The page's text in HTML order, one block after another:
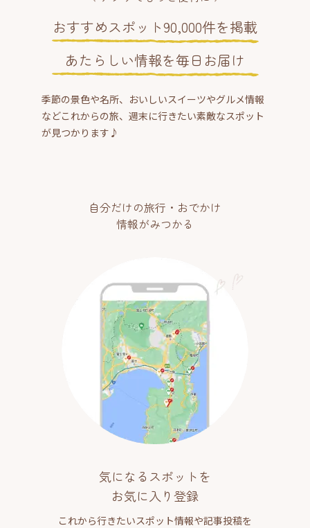
おすすめスポット90,000件を掲載
あたらしい情報を毎日お届け
季節の景色や名所、おいしいスイーツやグルメ情報
などこれからの旅、週末に行きたい素敵なスポット
が見つかります♪
自分だけの旅行・おでかけ
情報がみつかる
気になるスポットを
お気に入り登録
これから行きたいスポット情報や記事投稿を